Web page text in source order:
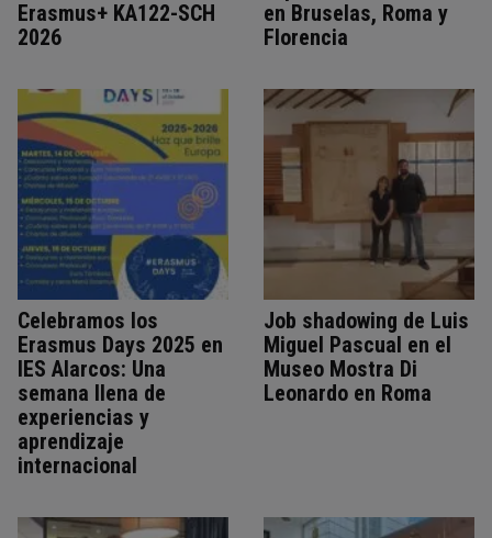
Erasmus+ KA122-SCH
2026
en Bruselas, Roma y
Florencia
Celebramos los
Erasmus Days 2025 en
IES Alarcos: Una
semana llena de
experiencias y
aprendizaje
internacional
Job shadowing de Luis
Miguel Pascual en el
Museo Mostra Di
Leonardo en Roma